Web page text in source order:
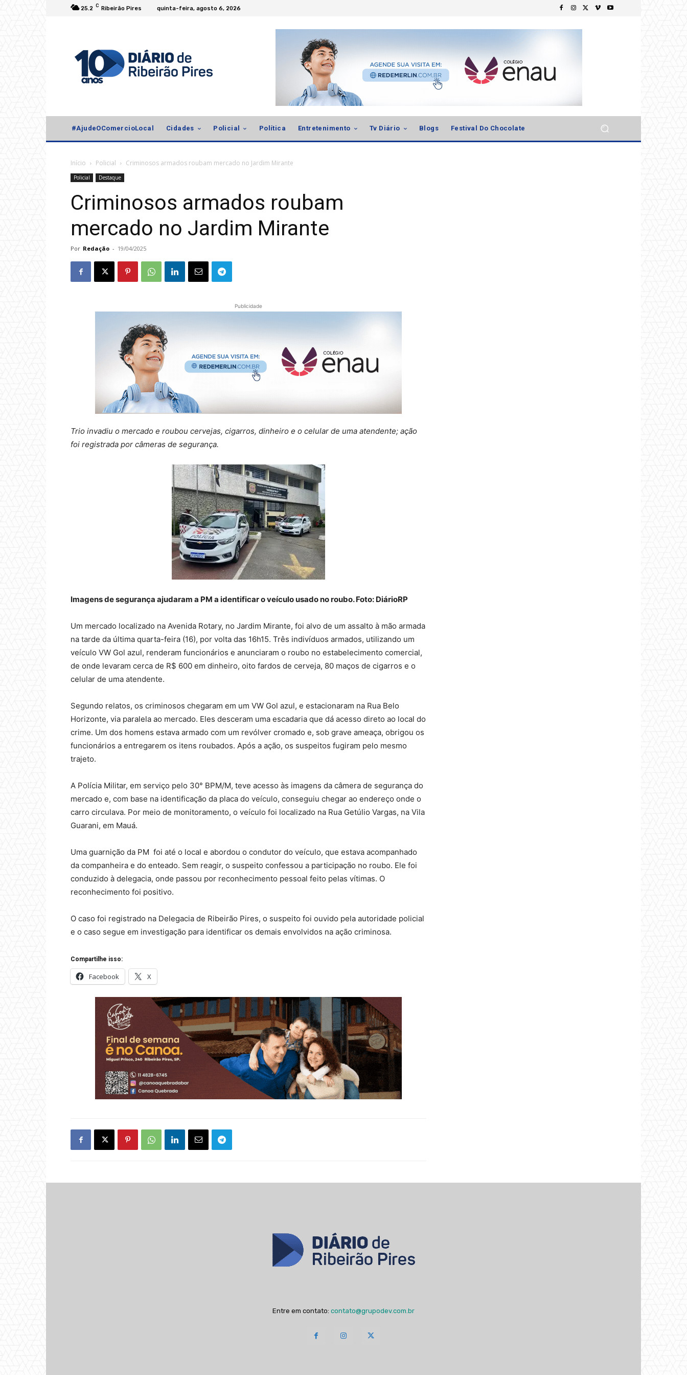
25.2 C Ribeirão Pires quinta-feira, agosto 6, 2026
#AjudeOComercioLocal Cidades Policial Política Entretenimento Tv Diário Blogs Festival Do Chocolate
Início Policial Criminosos armados roubam mercado no Jardim Mirante
Policial Destaque
Criminosos armados roubam
mercado no Jardim Mirante
Por Redação - 19/04/2025
Publicidade
Trio invadiu o mercado e roubou cervejas, cigarros, dinheiro e o celular de uma atendente; ação
foi registrada por câmeras de segurança.
Imagens de segurança ajudaram a PM a identificar o veículo usado no roubo. Foto: DiárioRP
Um mercado localizado na Avenida Rotary, no Jardim Mirante, foi alvo de um assalto à mão armada
na tarde da última quarta-feira (16), por volta das 16h15. Três indivíduos armados, utilizando um
veículo VW Gol azul, renderam funcionários e anunciaram o roubo no estabelecimento comercial,
de onde levaram cerca de R$ 600 em dinheiro, oito fardos de cerveja, 80 maços de cigarros e o
celular de uma atendente.
Segundo relatos, os criminosos chegaram em um VW Gol azul, e estacionaram na Rua Belo
Horizonte, via paralela ao mercado. Eles desceram uma escadaria que dá acesso direto ao local do
crime. Um dos homens estava armado com um revólver cromado e, sob grave ameaça, obrigou os
funcionários a entregarem os itens roubados. Após a ação, os suspeitos fugiram pelo mesmo
trajeto.
A Polícia Militar, em serviço pelo 30° BPM/M, teve acesso às imagens da câmera de segurança do
mercado e, com base na identificação da placa do veículo, conseguiu chegar ao endereço onde o
carro circulava. Por meio de monitoramento, o veículo foi localizado na Rua Getúlio Vargas, na Vila
Guarani, em Mauá.
Uma guarnição da PM foi até o local e abordou o condutor do veículo, que estava acompanhado
da companheira e do enteado. Sem reagir, o suspeito confessou a participação no roubo. Ele foi
conduzido à delegacia, onde passou por reconhecimento pessoal feito pelas vítimas. O
reconhecimento foi positivo.
O caso foi registrado na Delegacia de Ribeirão Pires, o suspeito foi ouvido pela autoridade policial
e o caso segue em investigação para identificar os demais envolvidos na ação criminosa.
Compartilhe isso:
Facebook X
Entre em contato: contato@grupodev.com.br